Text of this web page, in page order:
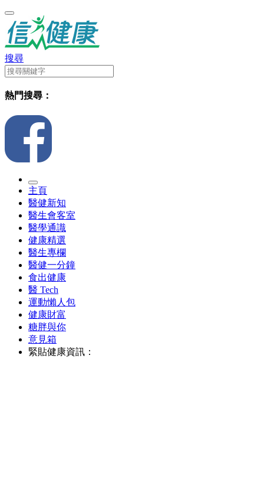
搜尋
熱門搜尋：
主頁
醫健新知
醫生會客室
醫學通識
健康精選
醫生專欄
醫健一分鐘
食出健康
醫 Tech
運動懶人包
健康財富
糖胖與你
意見箱
緊貼健康資訊：